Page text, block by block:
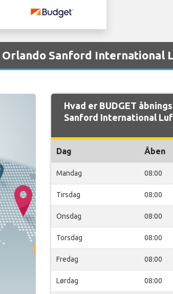
Sanford International
Hvad er BUDGET
Sanford International
Dag Åben
Mandag 08:00
Tirsdag 08:00
Onsdag 08:00
Torsdag 08:00
Fredag 08:00
Lørdag 08:00